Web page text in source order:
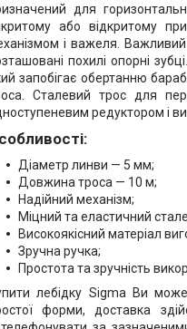
для
або відкритому
і важеля.
похилі опорні
запобігає обертанню
Сталевий трос для
редуктором і
Діаметр линви — 5 мм;
Довжина троса — 10 м;
Надійний механізм;
Міцний та еластичний
Високоякісний матеріал
Зручна ручка;
Простота та зручність
лебідку Sigma Ви
форми, доставка